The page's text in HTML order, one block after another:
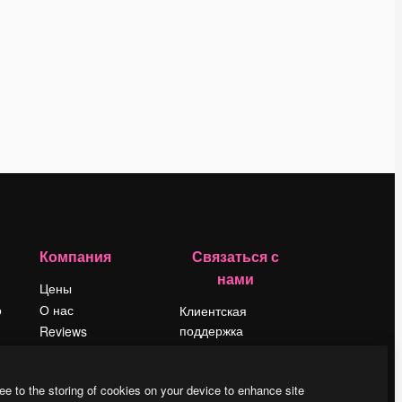
Компания
Цены
О нас
Reviews
Блог
Связаться с
нами
Клиентская
поддержка
LinkedIn
to the storing of cookies on your device to enhance site